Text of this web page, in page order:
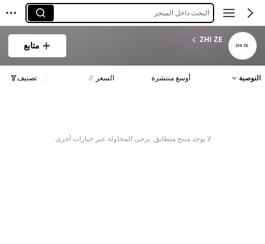
البحث داخل المتجر
ZHI ZE
متابع
التوصية أوسع منتشرة السعر تصنيف
لا يوجد منتج متطابق. يرجى المحاولة عبر خيارات أخرى.